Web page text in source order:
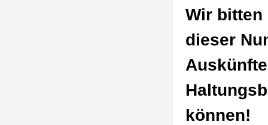
Wir bitten
dieser
können!